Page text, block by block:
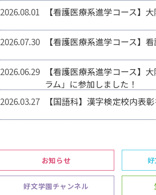
2026.08.01 【看護医療系進学コース】
2026.07.30 【看護医療系進学コース】
2026.06.29
【看護医療系進学コース】
ラム」に参加しました！
2026.03.27
【国語科】漢字検定校内表
お知らせ
好文学園チャンネル